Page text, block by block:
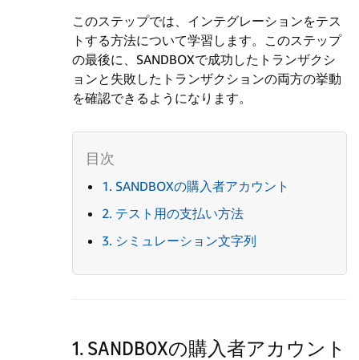
このステップでは、インテグレーションをテス
トする方法について学習します。このステップ
の最後に、SANDBOXで成功したトランザクシ
ョンと失敗したトランザクションの両方の挙動
を確認できるようになります。
1. SANDBOXの購入者アカウント
2. テスト用の支払い方法
3. シミュレーション文字列
1. SANDBOXの購入者アカウント